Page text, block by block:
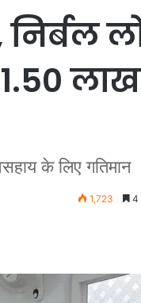
के लिए गतिमान
1,723 4